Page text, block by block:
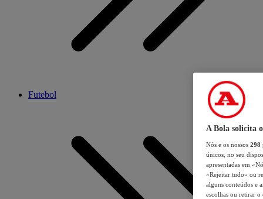
Futebol
A Bola solicita
Nós e os nossos 298
únicos, no seu
apresentadas em
«Rejeitar tudo» ou
alguns conteúdos e
escolhas ou retirar